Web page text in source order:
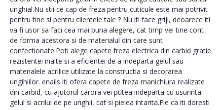
unghial.Nu stii ce cap de freza pentru cuticule este mai potrivit
pentru tine si pentru clientele tale ? Nu iti face griji, deoarece iti
va fi usor sa faci cea mai buna alegere, cat timp vei tine cont
de forma acestora si de materialul din care sunt
confectionate.Poti alege capete freza electrica din carbid gratie
rezistentei inalte si a eficientei de a indeparta gelul sau
materialele acrilice utilizate la constructia si decorarea
ungihiilor. enails iti ofera capete de freza manichiura realizate
din carbid, cu ajutorul carora vei putea indeparta cu usurinta
gelul si acrilul de pe unghii, cat si pielea intarita.Fie ca iti doresti